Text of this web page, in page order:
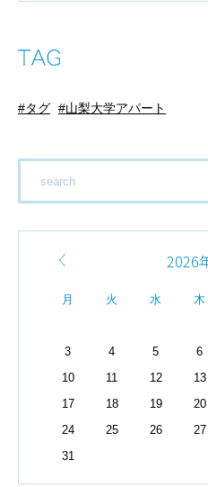
タグ 山梨大学アパート
2026
月 火 水 木
3
4 5 6
10
11 12 13
17
18 19 20
24
25 26 27
31